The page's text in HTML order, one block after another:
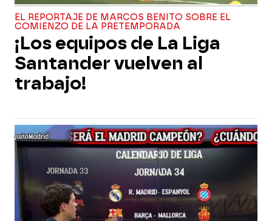
EL REPORTAJE DE MARCOS BENITO SOBRE EL
COMIENZO DE LA PRETEMPORADA
¡Los equipos de La Liga
Santander vuelven al
trabajo!